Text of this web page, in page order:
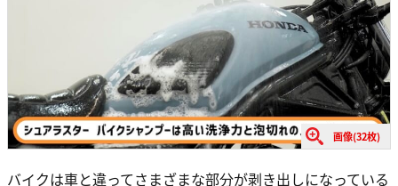
画像(32枚)
バイクは車と違ってさまざまな部分が剥き出しになっている